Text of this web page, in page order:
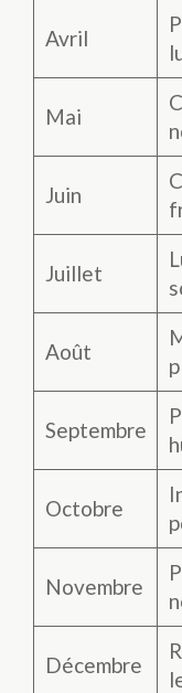
Avril
Mai
Juin
Juillet
Août
Septembre
Octobre
Novembre
Décembre